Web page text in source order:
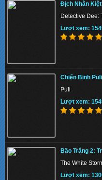
Địch Nhân
Detective Dee:
Lượt xem:
Chiến Binh
Puli
Lượt xem:
Bão Trắng 2:
The White
Lượt xem: